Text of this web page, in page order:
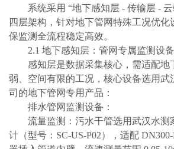
系统采用 “地下感知层 - 传输层 -
四层架构，针对地下管网特殊工况优化
保监测全流程稳定高效。
2.1 地下感知层：管网专属监测设
感知层是数据采集核心，需适配地
弱、空间有限的工况，核心设备选用武
司的地下管网专用产品：
排水管网监测设备：
流量监测：污水干管选用武汉水测
计（型号：SC-US-P02），适配